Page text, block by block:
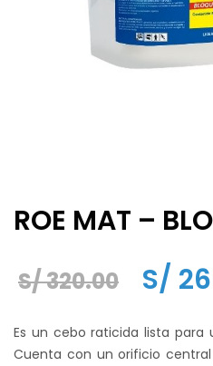
ROE MAT –
S/320.00
El
S/
Es un cebo raticida lista para
Cuenta con un orificio